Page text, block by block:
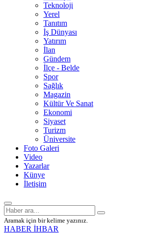
Teknoloji
Yerel
Tanıtım
İş Dünyası
Yatırım
İlan
Gündem
İlçe - Belde
Spor
Sağlık
Magazin
Kültür Ve Sanat
Ekonomi
Siyaset
Turizm
Üniversite
Foto Galeri
Video
Yazarlar
Künye
İletişim
Aramak için bir kelime yazınız.
HABER İHBAR